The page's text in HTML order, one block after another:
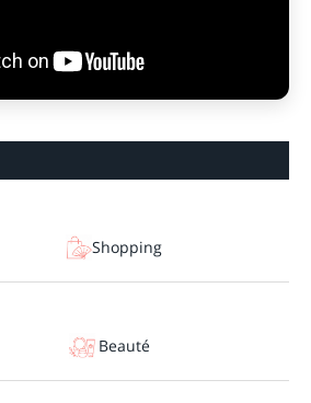
Shopping
Beauté